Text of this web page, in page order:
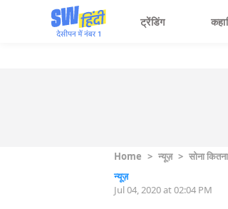
ट्रेंडिंग
Home > न्यूज़ > सोना
न्यूज़
Jul 04, 2020 at 02:04 PM